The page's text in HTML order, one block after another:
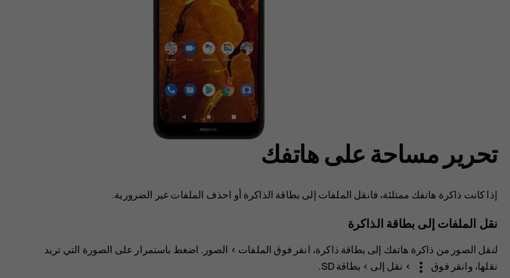
تحرير مساحة على هاتفك
إذا كانت ذاكرة هاتفك ممتلئة، فانقل الملفات إلى بطاقة الذاكرة أو احذف الملفات غير الضرورية.
نقل الملفات إلى بطاقة الذاكرة
لنقل الصور من ذاكرة هاتفك إلى بطاقة ذاكرة، انقر فوق الملفات > الصور . اضغط باستمرار على الصورة التي تريد
نقلها، وانقر فوق
more_vert
> نقل إلى > بطاقة SD
.